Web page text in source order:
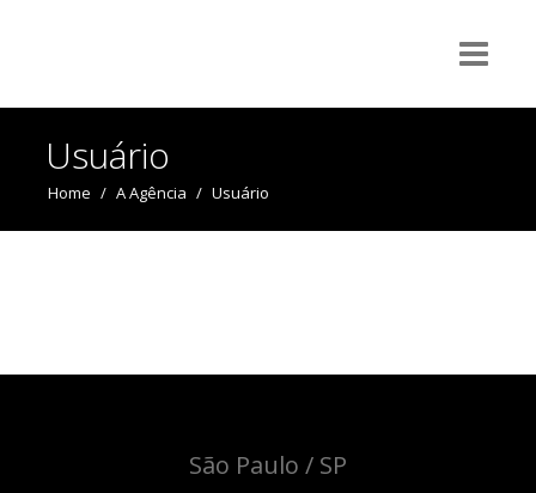
Usuário
Home / A Agência / Usuário
São Paulo / SP